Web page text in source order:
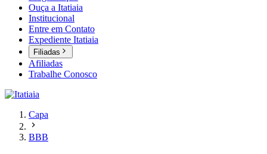
Ouça a Itatiaia
Institucional
Entre em Contato
Expediente Itatiaia
Filiadas
Afiliadas
Trabalhe Conosco
Capa
BBB